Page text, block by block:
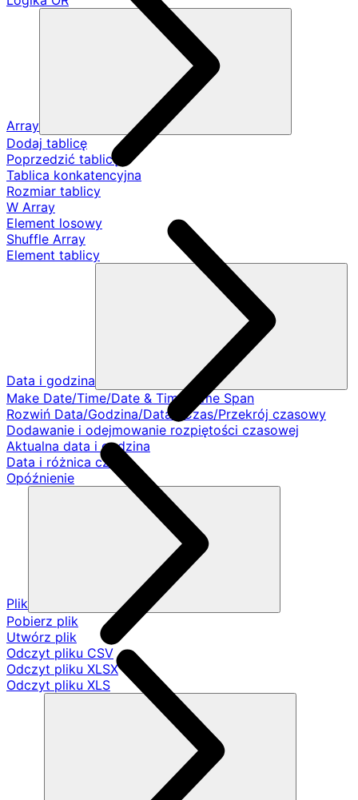
Array
Dodaj tablicę
Poprzedzić tablicę
Tablica konkatencyjna
Rozmiar tablicy
W Array
Element losowy
Shuffle Array
Element tablicy
Data i godzina
Make Date/Time/Date & Time/Time Span
Rozwiń Data/Godzina/Data i Czas/Przekrój czasowy
Dodawanie i odejmowanie rozpiętości czasowej
Aktualna data i godzina
Data i różnica czasu
Opóźnienie
Plik
Pobierz plik
Utwórz plik
Odczyt pliku CSV
Odczyt pliku XLSX
Odczyt pliku XLS